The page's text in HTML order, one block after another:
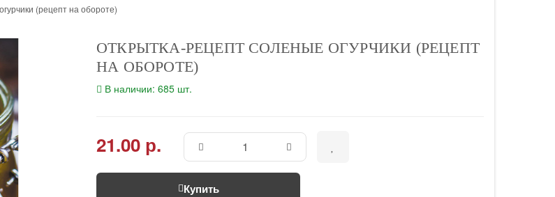
(рецепт на обороте)
ОТКРЫТКА-РЕЦЕПТ СОЛЕНЫЕ ОГУРЧИКИ (РЕЦЕПТ
НА ОБОРОТЕ)
В наличии: 685 шт.
21.00 р.
Купить